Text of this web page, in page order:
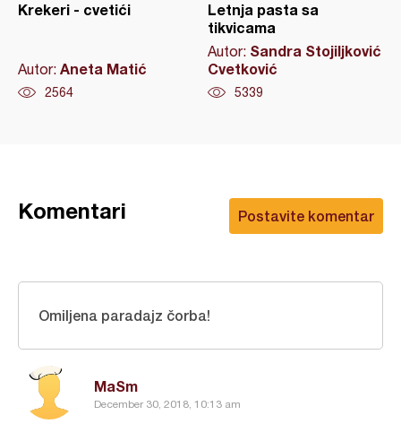
Krekeri - cvetići
Autor: Aneta Matić
2564
Letnja pasta sa
tikvicama
Autor: Sandra Stojiljković
Cvetković
5339
Postavite komentar
Komentari
MaSm
December 30, 2018, 10:13 am
Omiljena paradajz čorba!